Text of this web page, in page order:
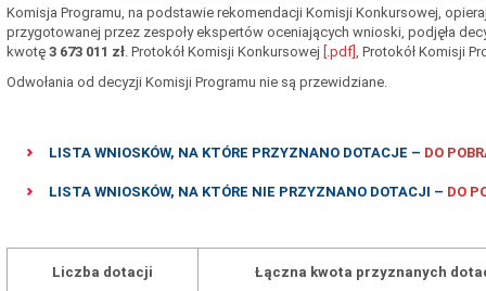
Komisja Programu, na podstawie rekomendacji Komisji Konkursowej,
przygotowanej przez zespoły ekspertów oceniających wnioski, podjęła
kwotę 3 673 011 zł . Protokół Komisji Konkursowej [.pdf] , Protokół Komisji
Odwołania od decyzji Komisji Programu nie są przewidziane.
LISTA WNIOSKÓW, NA KTÓRE PRZYZNANO DOTACJE – DO
LISTA WNIOSKÓW, NA KTÓRE NIE PRZYZNANO DOTACJI – DO
Liczba dotacji Łączna kwota przyznanych